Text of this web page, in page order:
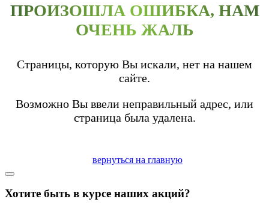
ПРОИЗОШЛА ОШИБКА, НАМ
ОЧЕНЬ ЖАЛЬ
Страницы, которую Вы искали, нет на нашем
сайте.
Возможно Вы ввели неправильный адрес, или
страница была удалена.
вернуться на главную
Хотите быть в курсе наших акций?